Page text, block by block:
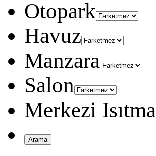
Otopark
Havuz
Manzara
Salon
Merkezi Isıtma